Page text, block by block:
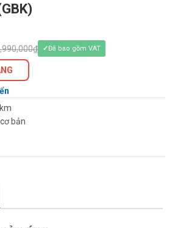
Đã bao gồm VAT
bản